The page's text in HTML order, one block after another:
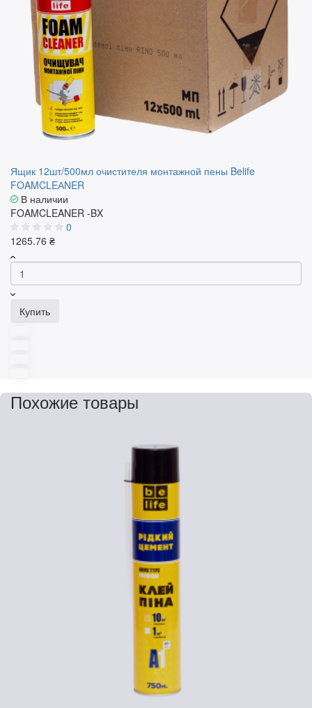
Ящик 12шт/500мл очистителя монтажной пены Belife
FOAMCLEАNER
В наличии
FOAMCLEANER -BX
0
1265.76 ₴
Купить
Похожие товары